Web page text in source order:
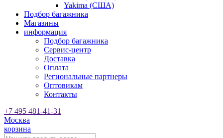
Yakima (США)
Подбор багажника
Магазины
информация
Подбор багажника
Сервис-центр
Доставка
Оплата
Региональные партнеры
Оптовикам
Контакты
+7 495 481-41-31
Москва
корзина